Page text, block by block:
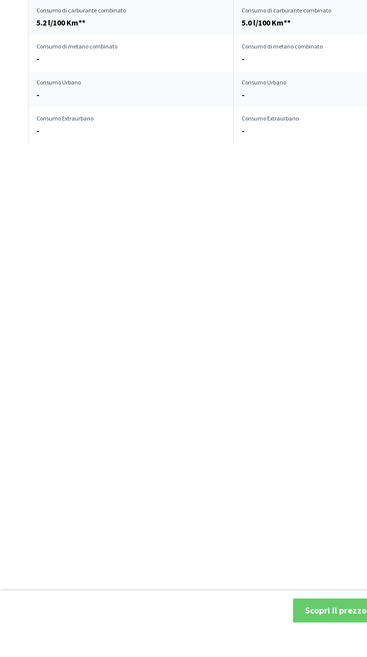
Consumo di carburante combinato
5.2 l/100 Km**
Consumo di carburante combinato
5.0 l/100 Km**
Consumo di metano combinato
-
Consumo di metano combinato
-
Consumo Urbano
-
Consumo Urbano
-
Consumo Extraurbano
-
Consumo Extraurbano
-
Scopri il prezzo